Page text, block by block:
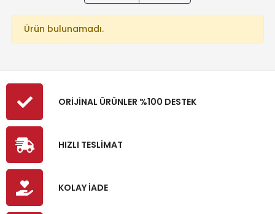
Ürün bulunamadı.
ORİJİNAL ÜRÜNLER %100 DESTEK
HIZLI TESLİMAT
KOLAY İADE